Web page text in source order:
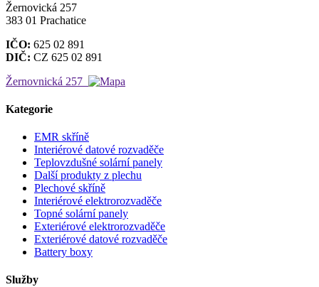
Žernovická 257
383 01 Prachatice
IČO: 625 02 891
DIČ: CZ 625 02 891
Žernovnická 257
Kategorie
EMR skříně
Interiérové datové rozvaděče
Teplovzdušné solární panely
Další produkty z plechu
Plechové skříně
Interiérové elektrorozvaděče
Topné solární panely
Exteriérové elektrorozvaděče
Exteriérové datové rozvaděče
Battery boxy
Služby